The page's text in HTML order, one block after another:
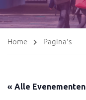
Home Pagina's
« Alle Evenementen